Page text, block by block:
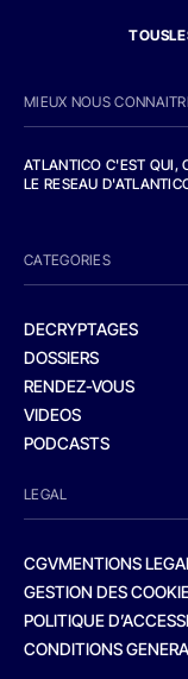
MIEUX NOUS
ATLANTICO C'EST QUI,
LE RESEAU
CATEGORIES
DECRYPTAGES
DOSSIERS
RENDEZ-VOUS
VIDEOS
PODCASTS
LEGAL
CGVMENTIONS
GESTION DES
POLITIQUE
CONDITIONS